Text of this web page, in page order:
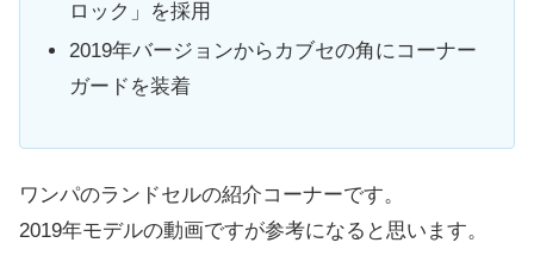
ロック」を採用
2019年バージョンからカブセの角にコーナー
ガードを装着
ワンパのランドセルの紹介コーナーです。
2019年モデルの動画ですが参考になると思います。